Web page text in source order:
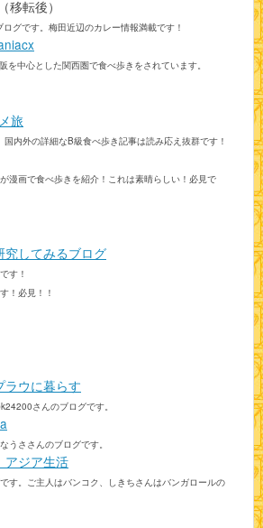
（移転後）
グです。梅田近辺のカレー情報満載です！
を中心とした関西圏で食べ歩きをされています。
旅
内外の詳細なB級食べ歩き記事は読み応え抜群です！
漫画で食べ歩きを紹介！これは素晴らしい！必見で
究してみるブログ
す！
！必見！！
ラウに暮らす
さんのブログです。
うささんのブログです。
ジア生活
す。ご主人はバンコク、しきちさんはバンガロールの